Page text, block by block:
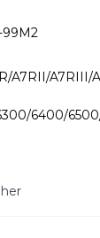
99M2
A7RII/A7RIII/
6400/